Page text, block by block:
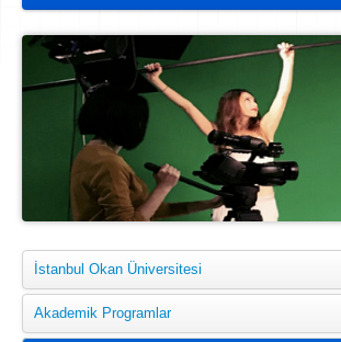
İstanbul Okan Üniversitesi
Akademik Programlar